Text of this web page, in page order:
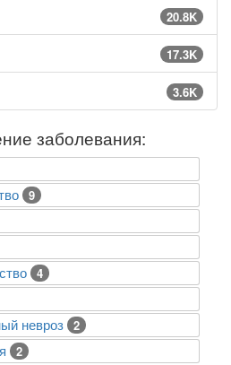
20.8K
17.3K
3.6K
заболевания:
9
4
невроз 2
2